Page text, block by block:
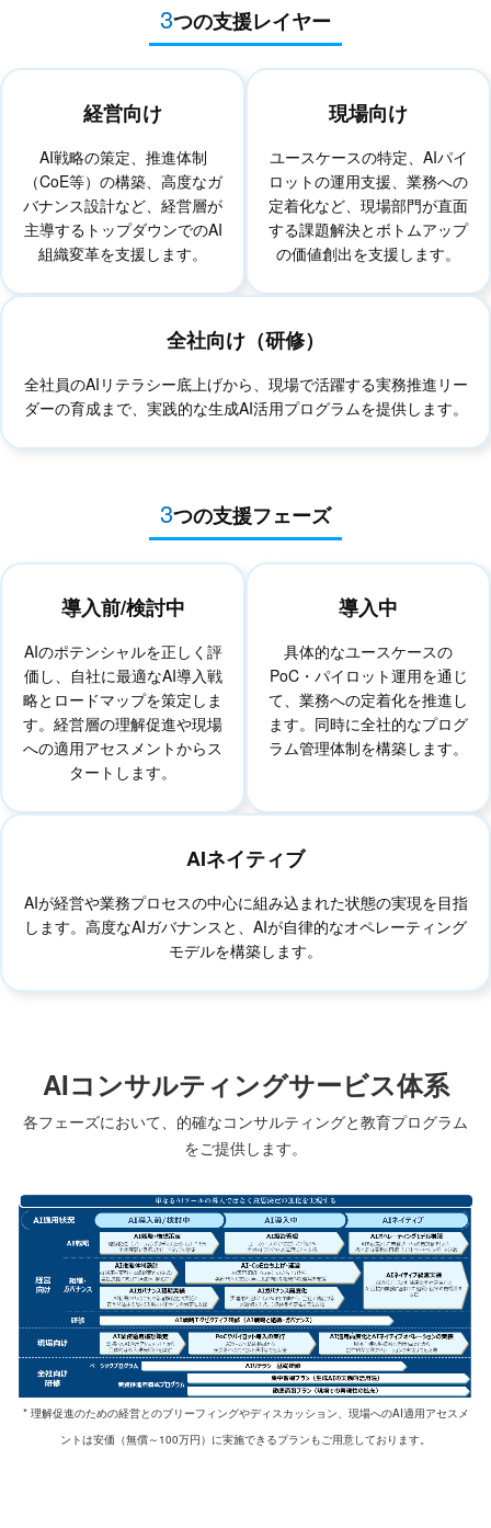
3つの支援レイヤー
経営向け
AI戦略の策定、推進体制
（CoE等）の構築、高度なガ
バナンス設計など、経営層が
主導するトップダウンでのAI
組織変革を支援します。
現場向け
ユースケースの特定、AIパイ
ロットの運用支援、業務への
定着化など、現場部門が直面
する課題解決とボトムアップ
の価値創出を支援します。
全社向け（研修）
全社員のAIリテラシー底上げから、現場で活躍する実務推進リー
ダーの育成まで、実践的な生成AI活用プログラムを提供します。
3つの支援フェーズ
導入前/検討中
AIのポテンシャルを正しく評
価し、自社に最適なAI導入戦
略とロードマップを策定しま
す。経営層の理解促進や現場
への適用アセスメントからス
タートします。
導入中
具体的なユースケースの
PoC・パイロット運用を通じ
て、業務への定着化を推進し
ます。同時に全社的なプログ
ラム管理体制を構築します。
AIネイティブ
AIが経営や業務プロセスの中心に組み込まれた状態の実現を目指
します。高度なAIガバナンスと、AIが自律的なオペレーティング
モデルを構築します。
AIコンサルティングサービス体系
各フェーズにおいて、的確なコンサルティングと教育プログラム
をご提供します。
* 理解促進のための経営とのブリーフィングやディスカッション、現場へのAI適用アセスメ
ントは安価（無償～100万円）に実施できるプランもご用意しております。